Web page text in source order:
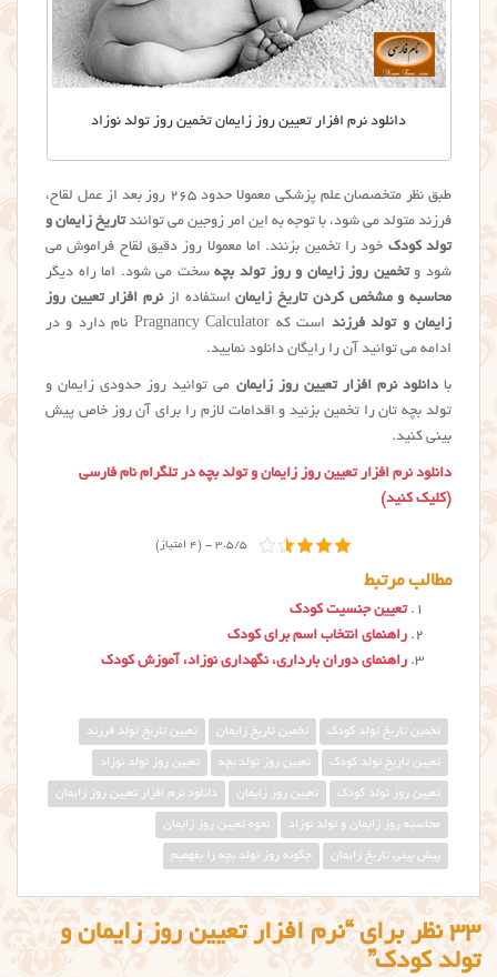
دانلود نرم افزار تعیین روز زایمان تخمین روز تولد نوزاد
طبق نظر متخصصان علم پزشکی معمولا حدود ۲۶۵ روز بعد از عمل لقاح،
فرزند متولد می شود، با توجه به این امر زوجین می توانندتاریخ زایمان و
تولد کودک خود را تخمین بزنند. اما معمولا روز دقیق لقاح فراموش می
شود وتخمین روز زایمان و روز تولد بچهسخت می شود. اما راه دیگر
محاسبه و مشخص کردن تاریخ زایماناستفاده از نرم افزار تعیین روز
زایمان و تولد فرزند
است که Pragnancy Calculator نام دارد و در
ادامه می توانید آن را رایگان دانلود نمایید.
بادانلود نرم افزار تعیین روز زایمان می توانید روز حدودی زایمان و
تولد بچه تان را تخمین بزنید و اقدامات لازم را برای آن روز خاص پیش
بینی کنید.
دانلود نرم افزار تعیین روز زایمان و تولد بچه در تلگرام نام فارسی
(کلیک کنید)
3.5/5 - (4 امتیاز)
مطالب مرتبط
تعیین جنسیت کودک
راهنمای انتخاب اسم برای کودک
راهنمای دوران بارداری، نگهداری نوزاد، آموزش کودک
تخمین تاریخ تولد کودک تخمین تاریخ زایمان تعیین تاریخ تولد فرزند
تعیین تاریخ تولد کودک تعیین روز تولد بچه تعیین روز تولد نوزاد
تعیین روز تولد کودک تعیین روز زایمان دانلود نرم افزار تعیین روز زایمان
محاسبه روز زایمان و تولد نوزاد نحوه تعیین روز زایمان
پیش بینی تاریخ زایمان چگونه روز تولد بچه را بفهمیم
33 نظر برای “نرم افزار تعیین روز زایمان و
تولد کودک”